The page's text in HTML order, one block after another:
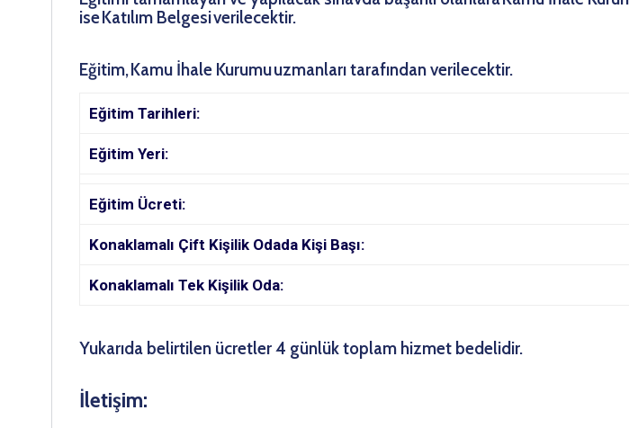
ise Katılım Belgesi verilecektir.
Eğitim, Kamu İhale Kurumu uzmanları tarafından verilecektir.
Eğitim Tarihleri:
Eğitim Yeri:
Eğitim Ücreti:
Konaklamalı Çift Kişilik Odada Kişi Başı:
Konaklamalı Tek Kişilik Oda:
Yukarıda belirtilen ücretler 4 günlük toplam hizmet bedelidir.
İletişim: